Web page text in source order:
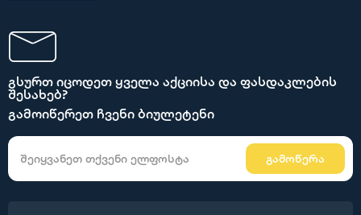
გსურთ იცოდეთ ყველა აქციისა და ფასდაკლების
შესახებ?
გამოიწერეთ ჩვენი ბიულეტენი
გამოწერა